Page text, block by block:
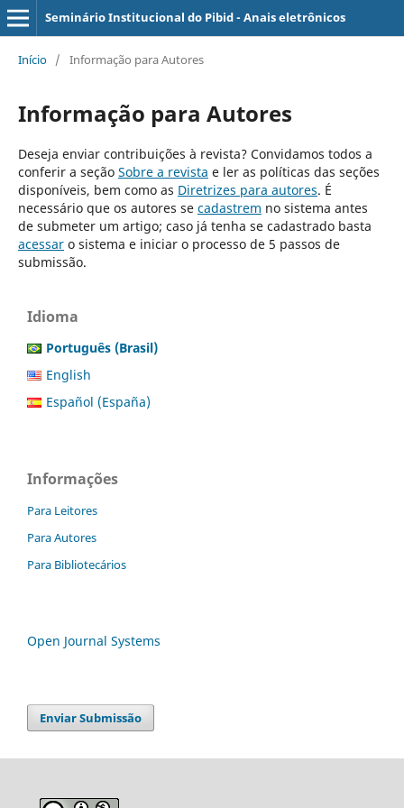
Seminário Institucional do Pibid - Anais eletrônicos
Início / Informação para Autores
Informação para Autores
Deseja enviar contribuições à revista? Convidamos todos a
conferir a seção Sobre a revista e ler as políticas das seções
disponíveis, bem como as Diretrizes para autores. É
necessário que os autores se cadastrem no sistema antes
de submeter um artigo; caso já tenha se cadastrado basta
acessaro sistema e iniciar o processo de 5 passos de
submissão.
Idioma
Português (Brasil)
English
Español (España)
Informações
Para Leitores
Para Autores
Para Bibliotecários
Open Journal Systems
Enviar Submissão